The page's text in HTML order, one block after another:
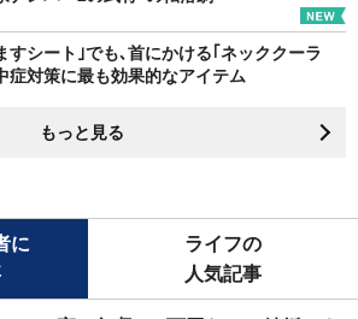
すシート｣でも､首にかける｢ネッククーラ
対策に最も効果的なアイテム
もっと見る
に
ライフの
人気記事